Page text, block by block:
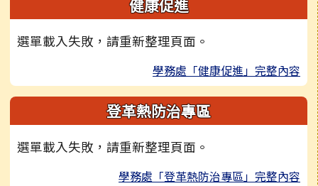
健康促進
選單載入失敗，請重新整理頁面。
學務處「健康促進」完整內容
登革熱防治專區
選單載入失敗，請重新整理頁面。
學務處「登革熱防治專區」完整內容